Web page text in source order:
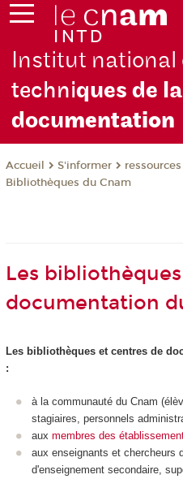
Institut national
techniques de la
documentation
Accueil S'informer
Bibliothèques du Cnam
Les
documentation
Les bibliothèques et centres de
:
à la communauté du Cnam
stagiaires, personnels
aux membres des
aux enseignants et chercheurs
d'enseignement secondaire,